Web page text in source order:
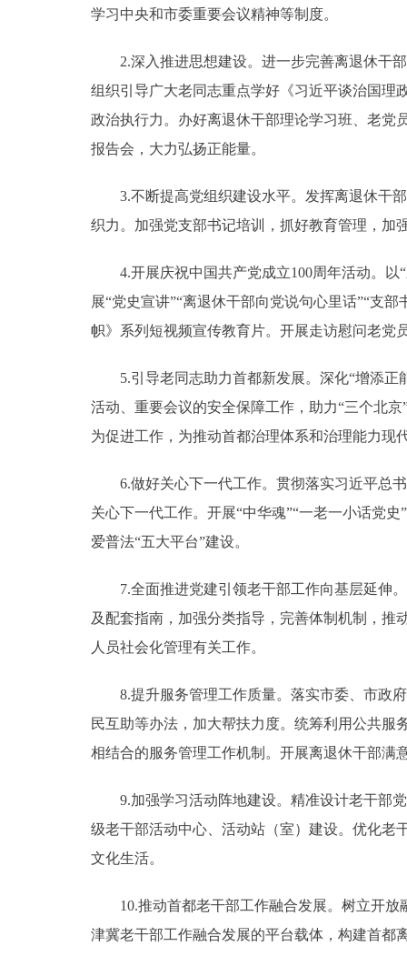
学习中央和市委重要会议精神等制度。
2.深入推进思想建设。进一步完善离退休干部
组织引导广大老同志重点学好《习近平谈治国理
政治执行力。办好离退休干部理论学习班、老党
报告会，大力弘扬正能量。
3.不断提高党组织建设水平。发挥离退休干部
织力。加强党支部书记培训，抓好教育管理，加
4.开展庆祝中国共产党成立100周年活动。以“
展“党史宣讲”“离退休干部向党说句心里话”“支
帜》系列短视频宣传教育片。开展走访慰问老党
5.引导老同志助力首都新发展。深化“增添正
活动、重要会议的安全保障工作，助力“三个北
为促进工作，为推动首都治理体系和治理能力现
6.做好关心下一代工作。贯彻落实习近平总书
关心下一代工作。开展“中华魂”“一老一小话党
爱普法“五大平台”建设。
7.全面推进党建引领老干部工作向基层延伸。
及配套指南，加强分类指导，完善体制机制，
人员社会化管理有关工作。
8.提升服务管理工作质量。落实市委、市政府
民互助等办法，加大帮扶力度。统筹利用公共
相结合的服务管理工作机制。开展离退休干部满
9.加强学习活动阵地建设。精准设计老干部党
级老干部活动中心、活动站（室）建设。优化老
文化生活。
10.推动首都老干部工作融合发展。树立开放
津冀老干部工作融合发展的平台载体，构建首都